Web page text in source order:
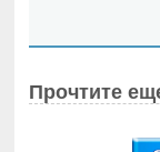
Прочтите